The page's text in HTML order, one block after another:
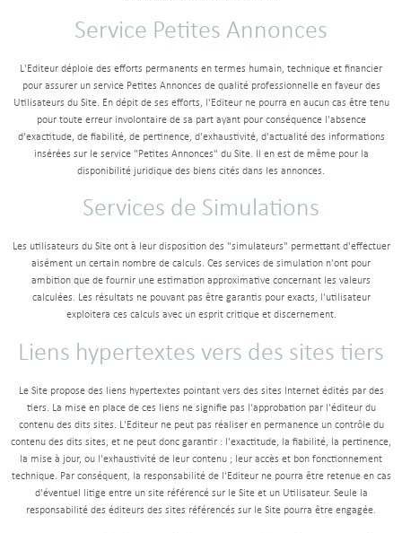
Service Petites Annonces
L'Editeur déploie des efforts permanents en termes humain, technique et financier
pour assurer un service Petites Annonces de qualité professionnelle en faveur des
Utilisateurs du Site. En dépit de ses efforts, l'Editeur ne pourra en aucun cas être tenu
pour toute erreur involontaire de sa part ayant pour conséquence l'absence
d'exactitude, de fiabilité, de pertinence, d'exhaustivité, d'actualité des informations
insérées sur le service "Petites Annonces" du Site. Il en est de même pour la
disponibilité juridique des biens cités dans les annonces.
Services de Simulations
Les utilisateurs du Site ont à leur disposition des "simulateurs" permettant d'effectuer
aisément un certain nombre de calculs. Ces services de simulation n'ont pour
ambition que de fournir une estimation approximative concernant les valeurs
calculées. Les résultats ne pouvant pas être garantis pour exacts, l'utilisateur
exploitera ces calculs avec un esprit critique et discernement.
Liens hypertextes vers des sites tiers
Le Site propose des liens hypertextes pointant vers des sites Internet édités par des
tiers. La mise en place de ces liens ne signifie pas l'approbation par l'éditeur du
contenu des dits sites. L'Editeur ne peut pas réaliser en permanence un contrôle du
contenu des dits sites, et ne peut donc garantir : l'exactitude, la fiabilité, la pertinence,
la mise à jour, ou l'exhaustivité de leur contenu ; leur accès et bon fonctionnement
technique. Par conséquent, la responsabilité de l'Editeur ne pourra être retenue en cas
d'éventuel litige entre un site référencé sur le Site et un Utilisateur. Seule la
responsabilité des éditeurs des sites référencés sur le Site pourra être engagée.